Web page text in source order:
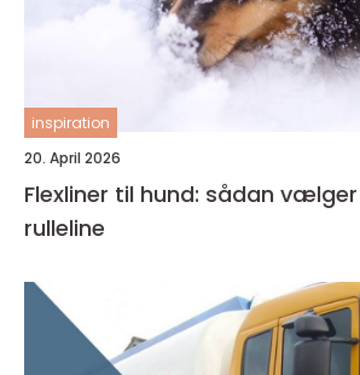
inspiration
20. April 2026
Flexliner til hund: sådan
rulleline